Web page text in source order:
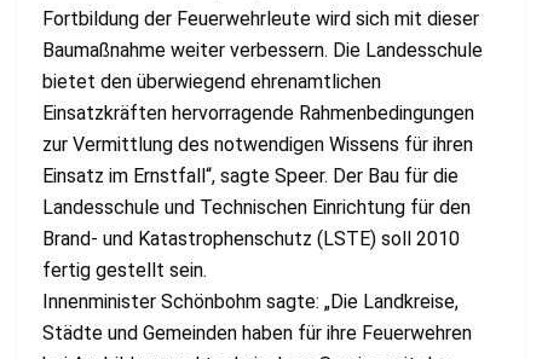
Fortbildung der Feuerwehrleute wird sich mit dieser
Baumaßnahme weiter verbessern. Die Landesschule
bietet den überwiegend ehrenamtlichen
Einsatzkräften hervorragende Rahmenbedingungen
zur Vermittlung des notwendigen Wissens für ihren
Einsatz im Ernstfall“, sagte Speer. Der Bau für die
Landesschule und Technischen Einrichtung für den
Brand- und Katastrophenschutz (LSTE) soll 2010
fertig gestellt sein.
Innenminister Schönbohm sagte: „Die Landkreise,
Städte und Gemeinden haben für ihre Feuerwehren